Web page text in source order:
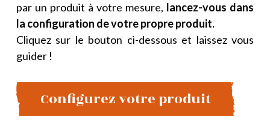
par un produit à votre mesure, lancez-vous dans
la configuration de votre propre produit.
Cliquez sur le bouton ci-dessous et laissez vous
guider !
Configurez votre produit